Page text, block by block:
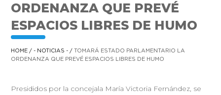
ORDENANZA QUE PREVÉ
ESPACIOS LIBRES DE HUMO
HOME /- NOTICIAS - /TOMARÁ ESTADO PARLAMENTARIO LA
ORDENANZA QUE PREVÉ ESPACIOS LIBRES DE HUMO
Presididos por la concejala María Victoria Fernández, se